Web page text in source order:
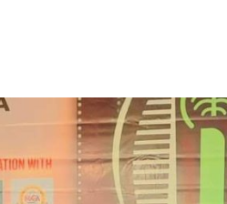
बोलबम गीत तोहरे के मांगिला जानु हुआ रिलीज,